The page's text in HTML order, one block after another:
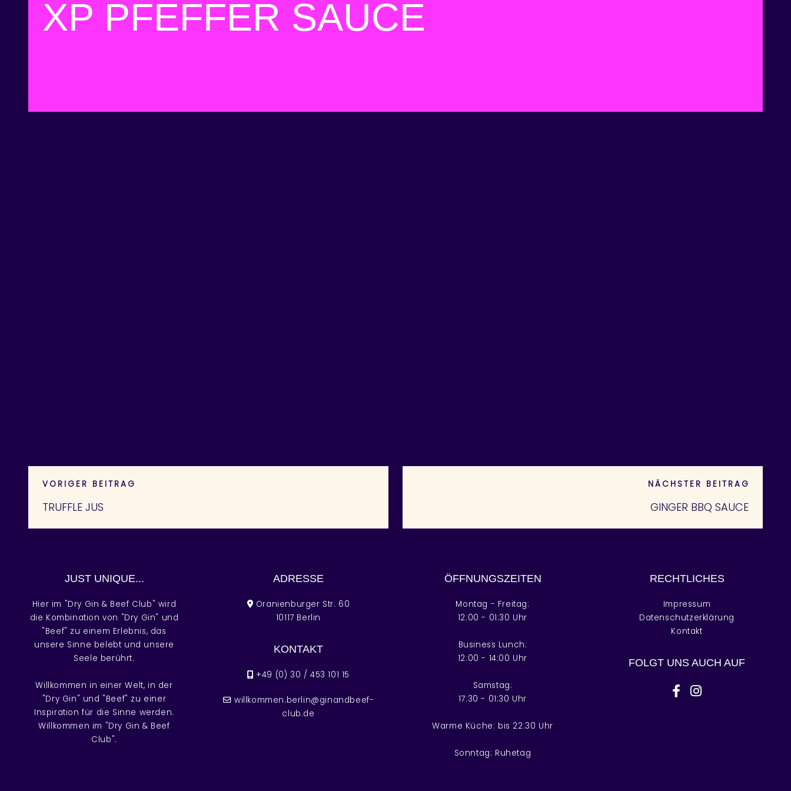
XP PFEFFER SAUCE
VORIGER BEITRAG
TRUFFLE JUS
NÄCHSTER BEITRAG
GINGER BBQ SAUCE
JUST UNIQUE...
Hier im "Dry Gin & Beef Club" wird
die Kombination von "Dry Gin" und
"Beef" zu einem Erlebnis, das
unsere Sinne belebt und unsere
Seele berührt.
Willkommen in einer Welt, in der
"Dry Gin" und "Beef" zu einer
Inspiration für die Sinne werden.
Willkommen im "Dry Gin & Beef
Club".
ADRESSE
Oranienburger Str. 60
10117 Berlin
KONTAKT
+49 (0) 30 / 453 101 15
willkommen.berlin@ginandbeef-
club.de
ÖFFNUNGSZEITEN
Montag - Freitag:
12:00 - 01:30 Uhr
Business Lunch:
12:00 - 14:00 Uhr
Samstag:
17:30 - 01:30 Uhr
Warme Küche: bis 22:30 Uhr
Sonntag: Ruhetag
RECHTLICHES
Impressum
Datenschutzerklärung
Kontakt
FOLGT UNS AUCH AUF
facebook-f
instagram